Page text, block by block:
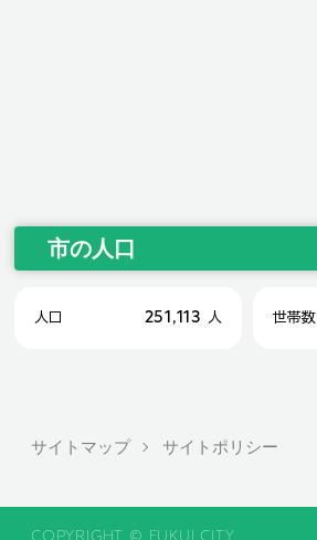
市の人口
人口 251,113 人 世帯数
サイトマップ サイトポリシー